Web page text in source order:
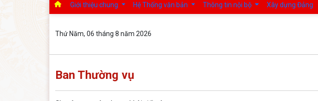
Giới thiệu chung Hệ Thống văn bản Thông tin nội bộ Xây dựng Đảng
Thứ Năm, 06 tháng 8 năm 2026
Ban Thường vụ